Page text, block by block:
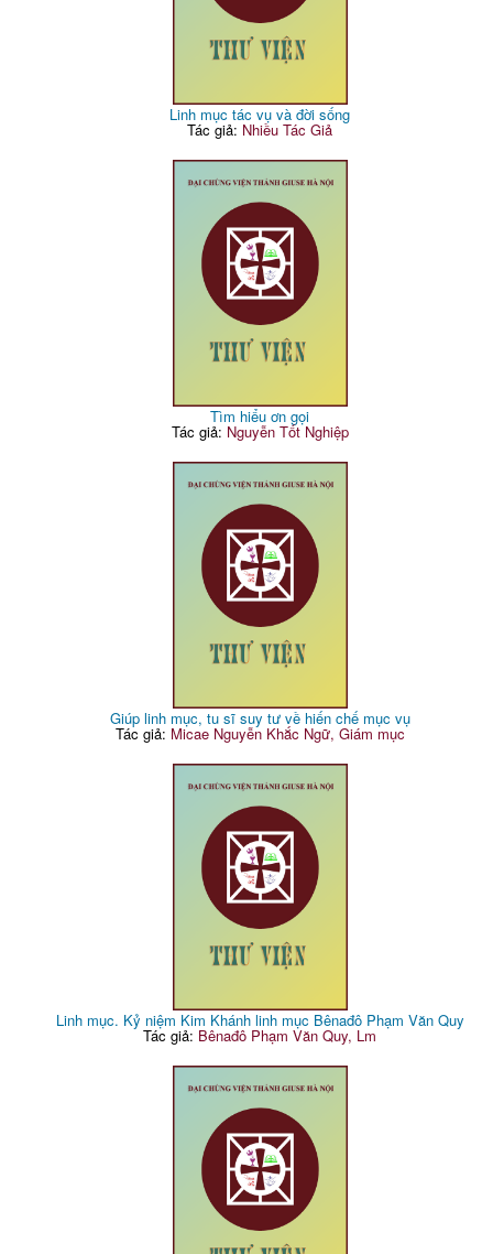
Linh mục tác vụ và đời sống
Tác giả: Nhiều Tác Giả
Tìm hiểu ơn gọi
Tác giả: Nguyễn Tốt Nghiệp
Giúp linh mục, tu sĩ suy tư về hiến chế mục vụ
Tác giả: Micae Nguyễn Khắc Ngữ, Giám mục
Linh mục. Kỷ niệm Kim Khánh linh mục Bênađô Phạm Văn Quy
Tác giả: Bênađô Phạm Văn Quy, Lm